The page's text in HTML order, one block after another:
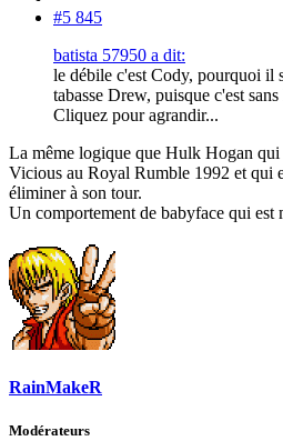
#5 845
batista 57950 a dit:
le débile c'est Cody, pourquoi il
tabasse Drew, puisque c'est
Cliquez pour agrandir...
La même logique que Hulk Hogan
Vicious au Royal Rumble 1992 et qui
éliminer à son tour.
Un comportement de babyface qui est
RainMakeR
Modérateurs